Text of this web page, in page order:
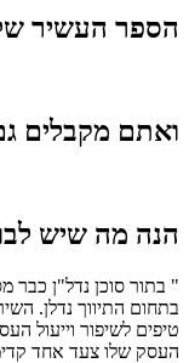
הספר העשיר
ואתם מקבלים
הנה מה שיש
" בתור סוכן נדל"ן כבר
בתחום התיווך נדלן.
טיפים לשיפור וייעול
העסק שלו צעד אחד